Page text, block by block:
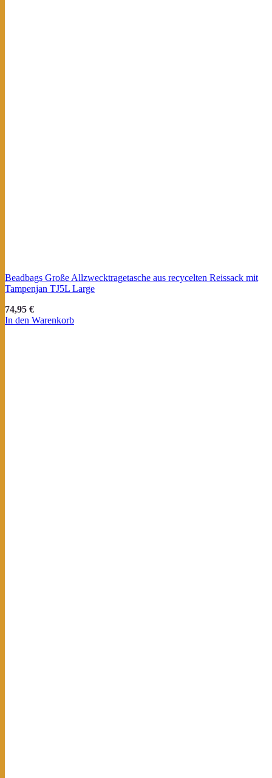
Beadbags Große Allzwecktragetasche aus recycelten Reissack mit
Tampenjan TJ5L Large
74,95 €
In den Warenkorb